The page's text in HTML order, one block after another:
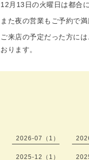
12月13日の火曜日は都合
また夜の営業もご予約で満
ご来店の予定だった方に
おります。
2026-07（1）
2025-12（1）